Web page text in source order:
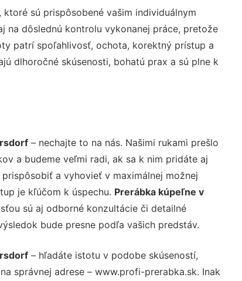
sú prispôsobené vašim individuálnym
na dôslednú kontrolu vykonanej práce, pretože
patrí spoľahlivosť, ochota, korektný prístup a
dlhoročné skúsenosti, bohatú prax a sú plne k
– nechajte to na nás. Našimi rukami prešlo
a budeme veľmi radi, ak sa k nim pridáte aj
a vyhovieť v maximálnej možnej
je kľúčom k úspechu. Prerábka kúpeľne v
sú aj odborné konzultácie či detailné
bude presne podľa vašich predstáv.
– hľadáte istotu v podobe skúseností,
správnej adrese – www.profi-prerabka.sk. Inak